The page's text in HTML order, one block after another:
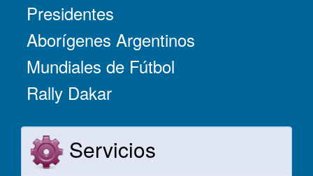
Presidentes
Aborígenes Argentinos
Mundiales de Fútbol
Rally Dakar
Servicios